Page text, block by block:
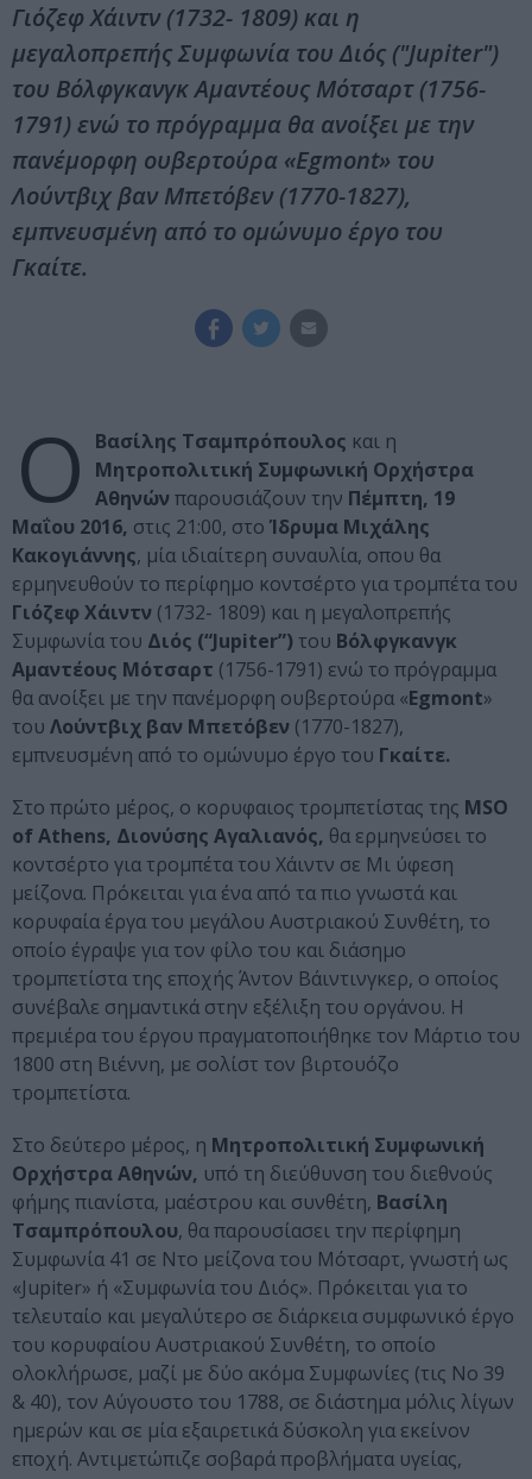
Γιόζεφ Χάιντν (1732- 1809) και η
μεγαλοπρεπής Συμφωνία του Διός ("Jupiter")
του Βόλφγκανγκ Αμαντέους Μότσαρτ (1756-
1791) ενώ το πρόγραμμα θα ανοίξει με την
πανέμορφη ουβερτούρα «Egmont» του
Λούντβιχ βαν Μπετόβεν (1770-1827),
εμπνευσμένη από το ομώνυμο έργο του
Γκαίτε.
Ο Βασίλης Τσαμπρόπουλος και η
Μητροπολιτική Συμφωνική Ορχήστρα
Αθηνών παρουσιάζουν την Πέμπτη, 19
Μαΐου 2016, στις 21:00, στο Ίδρυμα Μιχάλης
Κακογιάννης, μία ιδιαίτερη συναυλία, οπου θα
ερμηνευθούν το περίφημο κοντσέρτο για τρομπέτα του
Γιόζεφ Χάιντν (1732- 1809) και η μεγαλοπρεπής
Συμφωνία του Διός (“Jupiter”) του Βόλφγκανγκ
Αμαντέους Μότσαρτ (1756-1791) ενώ το πρόγραμμα
θα ανοίξει με την πανέμορφη ουβερτούρα «Egmont»
του Λούντβιχ βαν Μπετόβεν (1770-1827),
εμπνευσμένη από το ομώνυμο έργο του Γκαίτε.
Στο πρώτο μέρος, ο κορυφαιος τρομπετίστας της MSO
of Athens, Διονύσης Αγαλιανός, θα ερμηνεύσει το
κοντσέρτο για τρομπέτα του Χάιντν σε Μι ύφεση
μείζονα. Πρόκειται για ένα από τα πιο γνωστά και
κορυφαία έργα του μεγάλου Αυστριακού Συνθέτη, το
οποίο έγραψε για τον φίλο του και διάσημο
τρομπετίστα της εποχής Άντον Βάιντινγκερ, ο οποίος
συνέβαλε σημαντικά στην εξέλιξη του οργάνου. Η
πρεμιέρα του έργου πραγματοποιήθηκε τον Μάρτιο του
1800 στη Βιέννη, με σολίστ τον βιρτουόζο
τρομπετίστα.
Στο δεύτερο μέρος, η Μητροπολιτική Συμφωνική
Ορχήστρα Αθηνών, υπό τη διεύθυνση του διεθνούς
φήμης πιανίστα, μαέστρου και συνθέτη, Βασίλη
Τσαμπρόπουλου, θα παρουσίασει την περίφημη
Συμφωνία 41 σε Ντο μείζονα του Μότσαρτ, γνωστή ως
«Jupiter» ή «Συμφωνία του Διός». Πρόκειται για το
τελευταίο και μεγαλύτερο σε διάρκεια συμφωνικό έργο
του κορυφαίου Αυστριακού Συνθέτη, το οποίο
ολοκλήρωσε, μαζί με δύο ακόμα Συμφωνίες (τις Νο 39
& 40), τον Αύγουστο του 1788, σε διάστημα μόλις λίγων
ημερών και σε μία εξαιρετικά δύσκολη για εκείνον
εποχή. Αντιμετώπιζε σοβαρά προβλήματα υγείας,